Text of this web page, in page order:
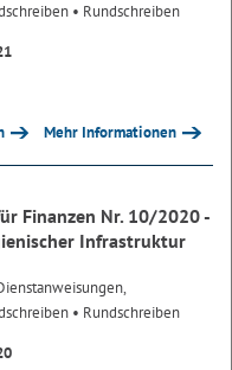
• Rundschreiben
Mehr Informationen
Finanzen Nr. 10/2020 -
Infrastruktur
• Rundschreiben